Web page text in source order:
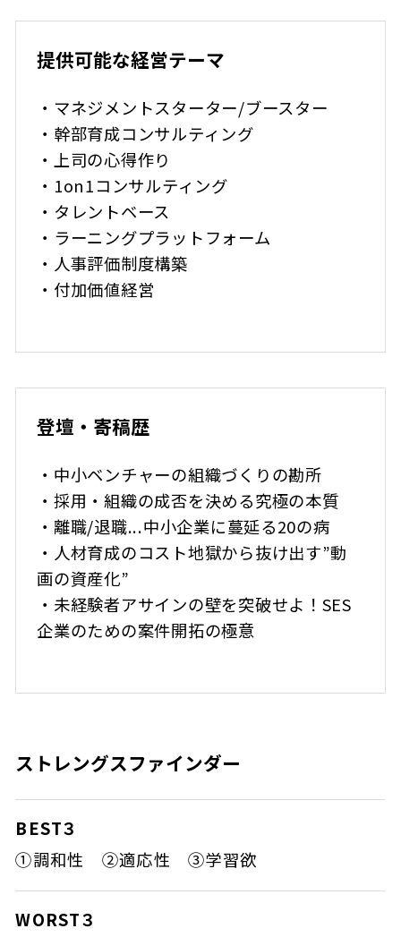
提供可能な経営テーマ
・マネジメントスターター/ブースター
・幹部育成コンサルティング
・上司の心得作り
・1on1コンサルティング
・タレントベース
・ラーニングプラットフォーム
・人事評価制度構築
・付加価値経営
登壇・寄稿歴
・中小ベンチャーの組織づくりの勘所
・採用・組織の成否を決める究極の本質
・離職/退職...中小企業に蔓延る20の病
・人材育成のコスト地獄から抜け出す”動
画の資産化”
・未経験者アサインの壁を突破せよ！SES
企業のための案件開拓の極意
ストレングスファインダー
BEST３
①調和性 ②適応性 ③学習欲
WORST３